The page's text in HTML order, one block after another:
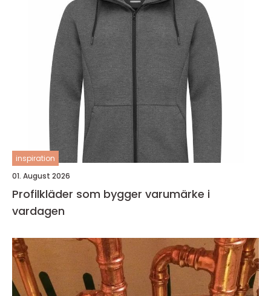
inspiration
01. August 2026
Profilkläder som bygger varumärke i
vardagen